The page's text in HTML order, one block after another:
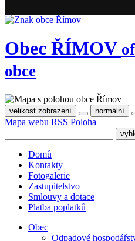
Obec ŘÍMOV
obce
velikost zobrazení normální
Mapa webu RSS Poloha
Domů
Kontakty
Fotogalerie
Zastupitelstvo
Smlouvy a dotace
Platba poplatků
Obec
Odpadové